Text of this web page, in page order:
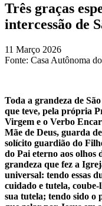
Três graças
intercessão de
11 Março 2026
Fonte: Casa Autônoma
Toda a grandeza de
que teve, pela própria
Virgem e o Verbo
Mãe de Deus, guarda
solícito guardião do
do Pai eterno aos olhos
grandeza que fez a
universal: tendo essas
cuidado e tutela,
sua tutela; tendo sido o